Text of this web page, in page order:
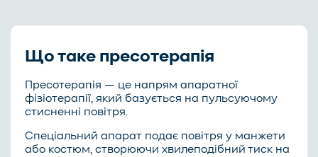
Що таке пресотерапія
Пресотерапія — це напрям апаратної
фізіотерапії, який базується на пульсуючому
стисненні повітря.
Спеціальний апарат подає повітря у манжети
або костюм, створюючи хвилеподібний тиск на